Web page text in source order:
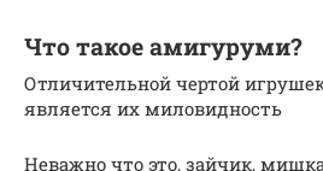
Что такое амигуруми?
Отличительной чертой
является их миловидность
Неважно что это, зайчик,